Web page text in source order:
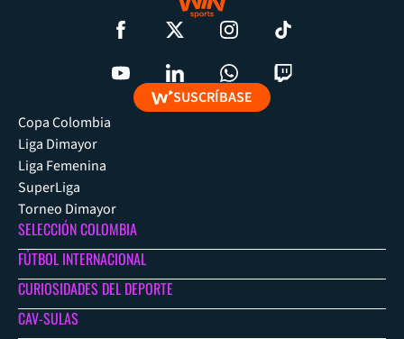
SUSCRÍBASE
Copa Colombia
Liga Dimayor
Liga Femenina
SuperLiga
Torneo Dimayor
SELECCIÓN COLOMBIA
FÚTBOL INTERNACIONAL
CURIOSIDADES DEL DEPORTE
CAV-SULAS